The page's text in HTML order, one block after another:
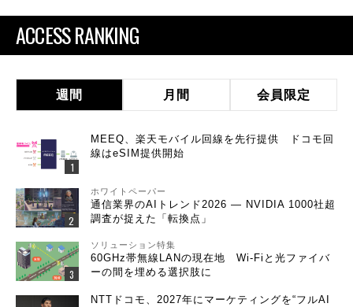
ACCESS RANKING
週間 月間 会員限定
MEEQ、楽天モバイル回線を先行提供 ドコモ回
線はeSIM提供開始
ホワイトペーパー
通信業界のAIトレンド2026 ― NVIDIA 1000社超
調査が捉えた「転換点」
ソリューション特集
60GHz帯無線LANの現在地 Wi-Fiと光ファイバ
ーの間を埋める選択肢に
NTTドコモ、2027年にマーケティングを“フルAI